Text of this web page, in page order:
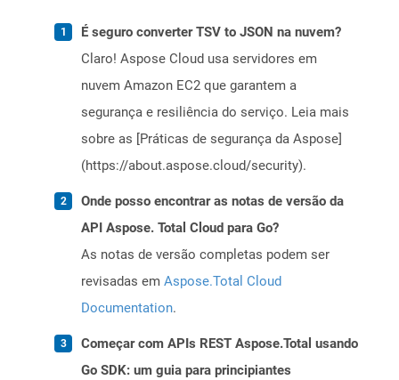
É seguro converter TSV to JSON na nuvem?
Claro! Aspose Cloud usa servidores em
nuvem Amazon EC2 que garantem a
segurança e resiliência do serviço. Leia mais
sobre as [Práticas de segurança da Aspose]
(https://about.aspose.cloud/security).
Onde posso encontrar as notas de versão da
API Aspose. Total Cloud para Go?
As notas de versão completas podem ser
revisadas em Aspose.Total Cloud
Documentation.
Começar com APIs REST Aspose.Total usando
Go SDK: um guia para principiantes